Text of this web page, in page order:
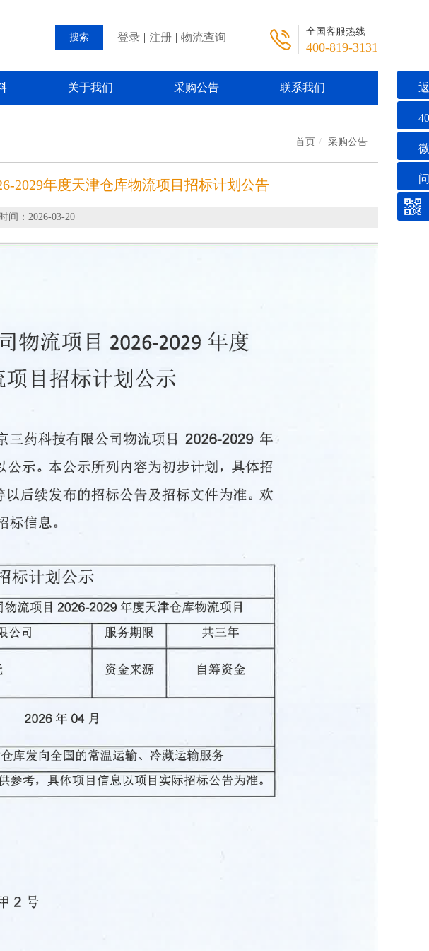
登录 | 注册 | 物流查询
搜索
全国客服热线
400-819-3131
关于我们 采购公告 联系我们
首页 采购公告
2029年度天津仓库物流项目招标计划公告
间：2026-03-20